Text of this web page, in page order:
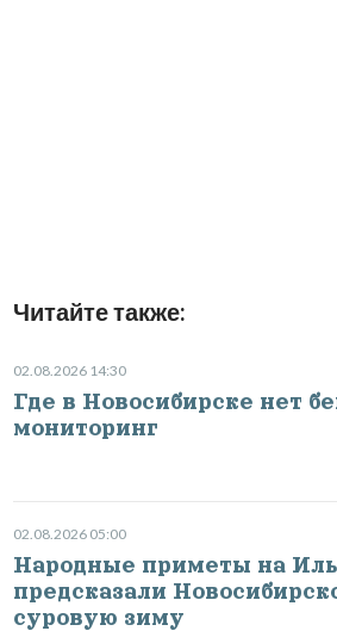
Читайте также:
02.08.2026 14:30
Где в Новосибирске нет
мониторинг
02.08.2026 05:00
Народные приметы на
предсказали
суровую зиму